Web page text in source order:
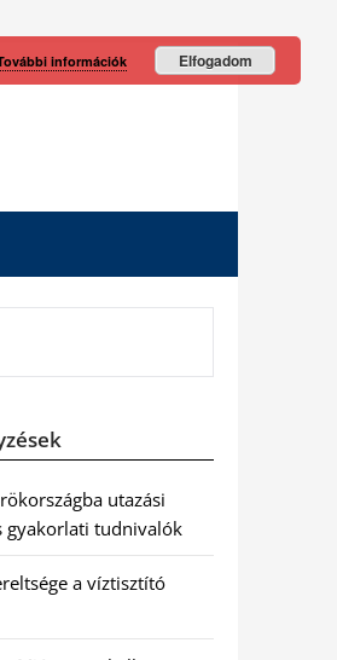
utazási
gyakorlati tudnivalók
a víztisztító
információk Elfogadom